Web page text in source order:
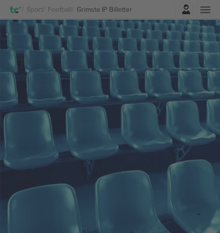
Sport Football Grimsta IP BilletterLogg Inn